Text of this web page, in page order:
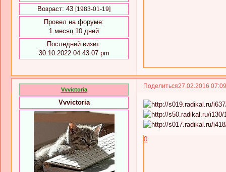
Возраст: 43 [1983-01-19]
Провел на форуме:
1 месяц 10 дней
Последний визит:
30.10.2022 04:43:07 pm
Поделиться27.02.2016
Vvvictoria
Vvvictoria
0